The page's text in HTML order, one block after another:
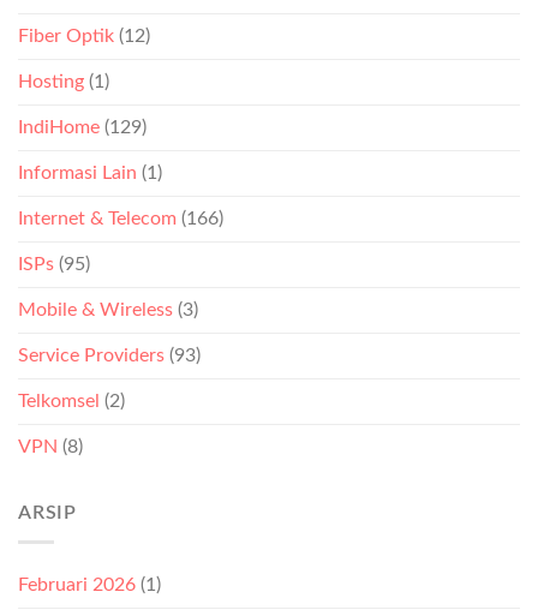
Fiber Optik (12)
Hosting (1)
IndiHome (129)
Informasi Lain (1)
Internet & Telecom (166)
ISPs (95)
Mobile & Wireless (3)
Service Providers (93)
Telkomsel (2)
VPN (8)
ARSIP
Februari 2026 (1)